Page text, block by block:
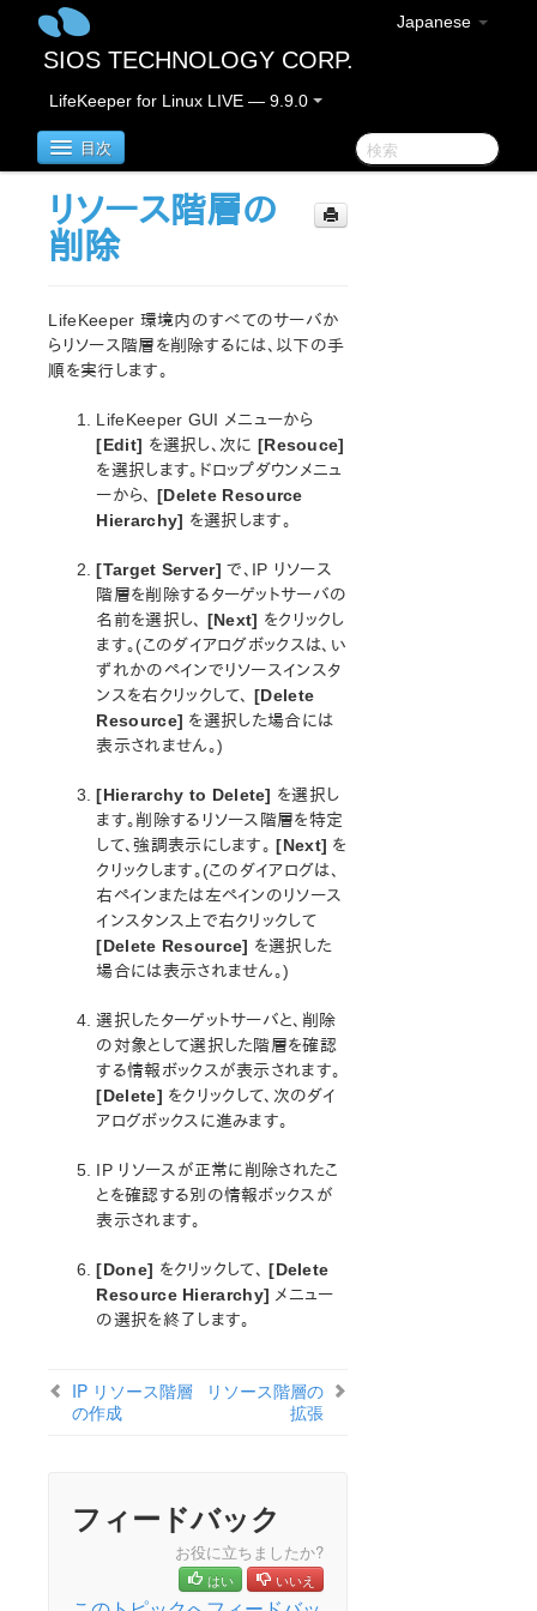
Japanese
SIOS TECHNOLOGY CORP.
LifeKeeper for Linux LIVE — 9.9.0
目次
LifeKeeper for Linux
重要なお知らせ
概要
新機能
廃止された機能
LifeKeeperコンポーネント
システム要件
ストレージとアダプタのオプション
既知の問題
テクニカルノート
LifeKeeper for Linux スタートアップガイド
LifeKeeper for Linux インストレーションガイド
LifeKeeper ソフトウェアのパッケージ
LifeKeeper 環境のセットアップ
LifeKeeperソフトウェアのインストール
セットアップスクリプトの操作
LifeKeeper インストールの確認
LifeKeeperのアップデート
LifeKeeper を使用したノードの OS / カーネルのアップデ
ート (OS パッチ適用)
LifeKeeper for Linux テクニカルドキュメンテーション
ドキュメンテーションについて
lkbackup
LifeKeeper
コマンドラインインターフェース
Application Recovery Kit
DB2 Recovery Kit 管理ガイド
Recovery Kit for EC2™ 管理ガイド
LB Health Check Kit管理ガイド
IP Recovery Kit 管理ガイド
IP Recovery Kit 運用の原則
IP インターフェースの選択
IP ユーザーシステムのセットアップ
一般的な IP プランニングの考慮事項
IP のリソース監視と設定に関する考慮事項
リソース階層の
削除
LifeKeeper 環境内のすべてのサーバか
らリソース階層を削除するには、以下の手
順を実行します。
LifeKeeper GUI メニューから
[Edit] を選択し、次に [Resouce]
を選択します。ドロップダウンメニュ
ーから、 [Delete Resource
Hierarchy] を選択します。
[Target Server] で、IP リソース
階層を削除するターゲットサーバの
名前を選択し、 [Next] をクリックし
ます。(このダイアログボックスは、い
ずれかのペインでリソースインスタ
ンスを右クリックして、[Delete
Resource] を選択した場合には
表示されません。)
[Hierarchy to Delete] を選択し
ます。削除するリソース階層を特定
して、強調表示にします。[Next] を
クリックします。(このダイアログは、
右ペインまたは左ペインのリソース
インスタンス上で右クリックして
[Delete Resource] を選択した
場合には表示されません。)
選択したターゲットサーバと、削除
の対象として選択した階層を確認
する情報ボックスが表示されます。
[Delete] をクリックして、次のダイ
アログボックスに進みます。
IP リソースが正常に削除されたこ
とを確認する別の情報ボックスが
表示されます。
[Done] をクリックして、[Delete
Resource Hierarchy] メニュー
の選択を終了します。
IP リソース階層
の作成
リソース階層の
拡張
フィードバック
お役に立ちましたか?
はい いいえ